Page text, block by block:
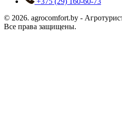
© 2026. agrocomfort.by -
Все права защищены.